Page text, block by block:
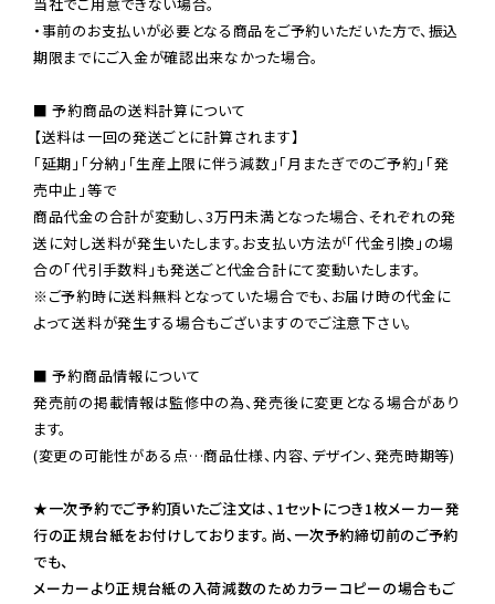
・事前のお支払いが必要となる商品をご予約いただいた方で、振込
期限までにご入金が確認出来なかった場合。
■ 予約商品の送料計算について
【送料は一回の発送ごとに計算されます】
「延期」「分納」「生産上限に伴う減数」「月またぎでのご予約」「発
売中止」等で
商品代金の合計が変動し、3万円未満となった場合、それぞれの発
送に対し送料が発生いたします。お支払い方法が「代金引換」の場
※ご予約時に送料無料となっていた場合でも、お届け時の代金に
よって送料が発生する場合もございますのでご注意下さい。
■ 予約商品情報について
発売前の掲載情報は監修中の為、発売後に変更となる場合があり
ます。
(変更の可能性がある点…商品仕様、内容、デザイン、発売時期等)
★一次予約でご予約頂いたご注文は、1セットにつき1枚メーカー発
行の正規台紙をお付けしております。尚、一次予約締切前のご予約
でも、
メーカーより正規台紙の入荷減数のためカラーコピーの場合もご